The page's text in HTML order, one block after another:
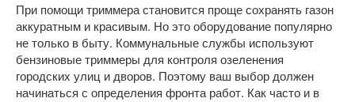
При помощи триммера становится проще сохранять газон
аккуратным и красивым. Но это оборудование популярно
не только в быту. Коммунальные службы используют
бензиновые триммеры для контроля озеленения
городских улиц и дворов. Поэтому ваш выбор должен
начинаться с определения фронта работ. Как часто и в